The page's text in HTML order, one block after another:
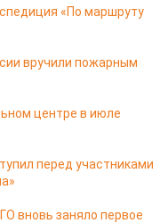
«По маршруту
вручили пожарным
центре в июле
перед участниками
вновь заняло первое